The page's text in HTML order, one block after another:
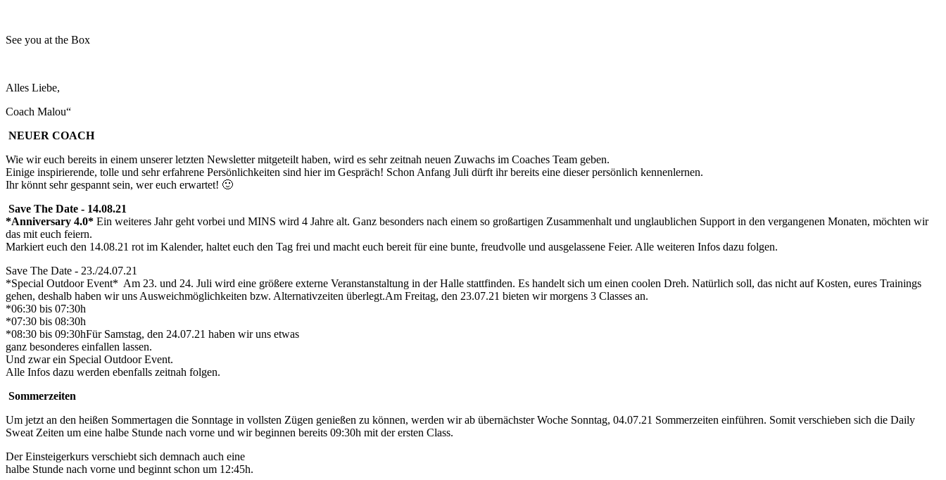
See you at the Box
Alles Liebe,
Coach Malou“
NEUER COACH
Wie wir euch bereits in einem unserer letzten Newsletter mitgeteilt haben, wird es sehr zeitnah neuen Zuwachs im Coaches Team geben.
Einige inspirierende, tolle und sehr erfahrene Persönlichkeiten sind hier im Gespräch! Schon Anfang Juli dürft ihr bereits eine dieser persönlich kennenlernen.
Ihr könnt sehr gespannt sein, wer euch erwartet! 🙂
Save The Date - 14.08.21
*Anniversary 4.0* Ein weiteres Jahr geht vorbei und MINS wird 4 Jahre alt. Ganz besonders nach einem so großartigen Zusammenhalt und unglaublichen Support in den vergangenen Monaten, möchten wir
das mit euch feiern.
Markiert euch den 14.08.21 rot im Kalender, haltet euch den Tag frei und macht euch bereit für eine bunte, freudvolle und ausgelassene Feier. Alle weiteren Infos dazu folgen.
Save The Date - 23./24.07.21
*Special Outdoor Event* Am 23. und 24. Juli wird eine größere externe Veranstanstaltung in der Halle stattfinden. Es handelt sich um einen coolen Dreh. Natürlich soll, das nicht auf Kosten, eures Trainings
gehen, deshalb haben wir uns Ausweichmöglichkeiten bzw. Alternativzeiten überlegt.Am Freitag, den 23.07.21 bieten wir morgens 3 Classes an.
*06:30 bis 07:30h
*07:30 bis 08:30h
*08:30 bis 09:30hFür Samstag, den 24.07.21 haben wir uns etwas
ganz besonderes einfallen lassen.
Und zwar ein Special Outdoor Event.
Alle Infos dazu werden ebenfalls zeitnah folgen.
Sommerzeiten
Um jetzt an den heißen Sommertagen die Sonntage in vollsten Zügen genießen zu können, werden wir ab übernächster Woche Sonntag, 04.07.21 Sommerzeiten einführen. Somit verschieben sich die Daily
Sweat Zeiten um eine halbe Stunde nach vorne und wir beginnen bereits 09:30h mit der ersten Class.
Der Einsteigerkurs verschiebt sich demnach auch eine
halbe Stunde nach vorne und beginnt schon um 12:45h.